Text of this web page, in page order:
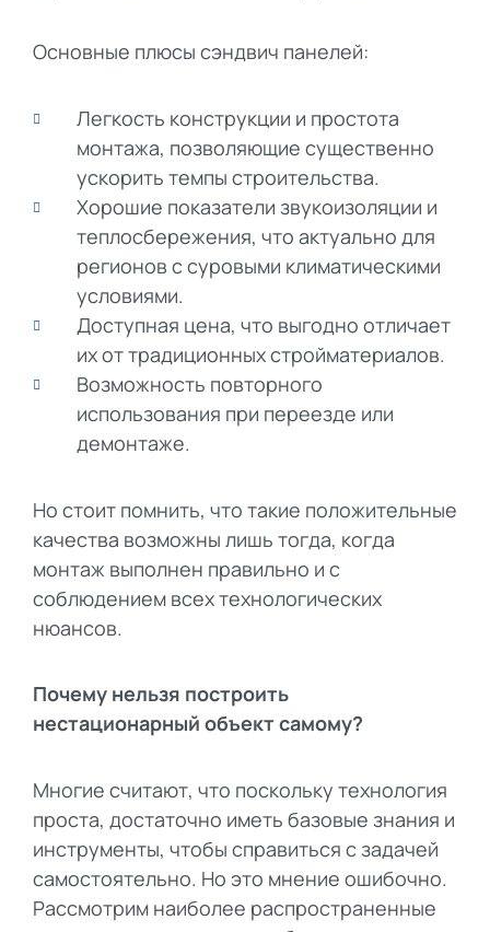
Основные плюсы сэндвич панелей:
Легкость конструкции и простота
монтажа, позволяющие существенно
ускорить темпы строительства.
Хорошие показатели звукоизоляции и
теплосбережения, что актуально для
регионов с суровыми климатическими
условиями.
Доступная цена, что выгодно отличает
их от традиционных стройматериалов.
Возможность повторного
использования при переезде или
демонтаже.
Но стоит помнить, что такие положительные
качества возможны лишь тогда, когда
монтаж выполнен правильно и с
соблюдением всех технологических
нюансов.
Почему нельзя построить
нестационарный объект самому?
Многие считают, что поскольку технология
проста, достаточно иметь базовые знания и
инструменты, чтобы справиться с задачей
самостоятельно. Но это мнение ошибочно.
Рассмотрим наиболее распространенные